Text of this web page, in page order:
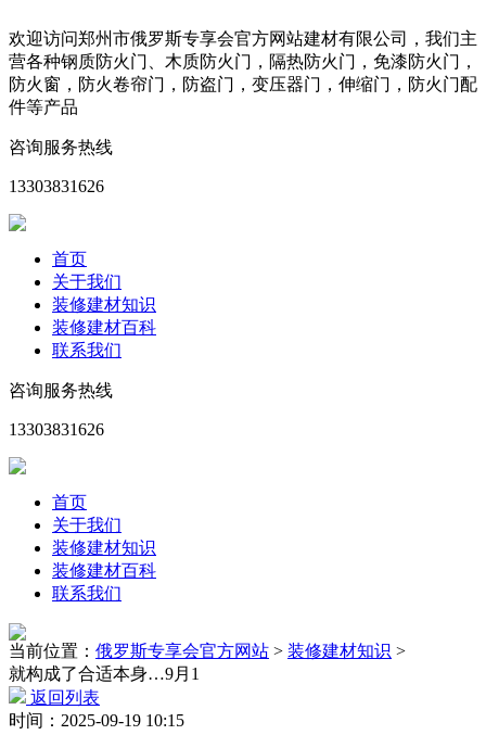
欢迎访问郑州市俄罗斯专享会官方网站建材有限公司，我们主
营各种钢质防火门、木质防火门，隔热防火门，免漆防火门，
防火窗，防火卷帘门，防盗门，变压器门，伸缩门，防火门配
件等产品
咨询服务热线
13303831626
首页
关于我们
装修建材知识
装修建材百科
联系我们
咨询服务热线
13303831626
首页
关于我们
装修建材知识
装修建材百科
联系我们
当前位置： 俄罗斯专享会官方网站 > 装修建材知识 >
就构成了合适本身…9月1
返回列表
时间：2025-09-19 10:15